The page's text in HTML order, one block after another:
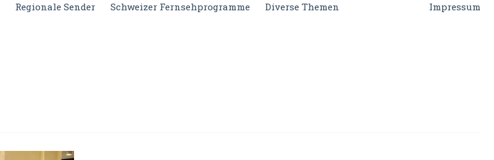
Regionale Sender Schweizer Fernsehprogramme Diverse Themen Impressum